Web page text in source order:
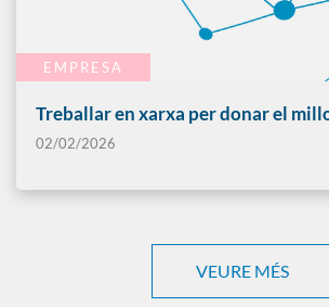
EMPRESA
Treballar en xarxa per donar el
02/02/2026
VEURE MÉS